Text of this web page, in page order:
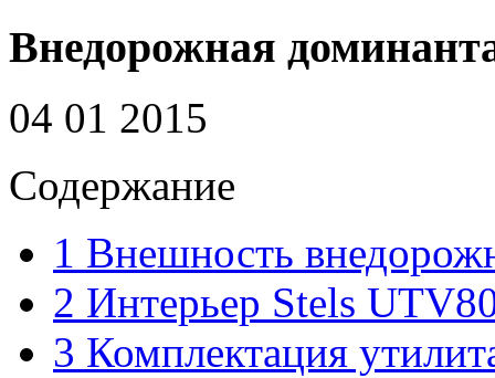
Внедорожная
04 01 2015
Содержание
1 Внешность
2 Интерьер Stels
3 Комплектация